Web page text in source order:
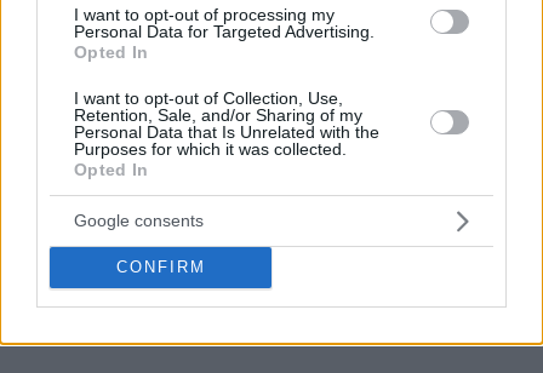
I want to opt-out of processing my
Personal Data for Targeted Advertising.
Opted In
I want to opt-out of Collection, Use,
Retention, Sale, and/or Sharing of my
Personal Data that Is Unrelated with the
Purposes for which it was collected.
Opted In
Google consents
CONFIRM